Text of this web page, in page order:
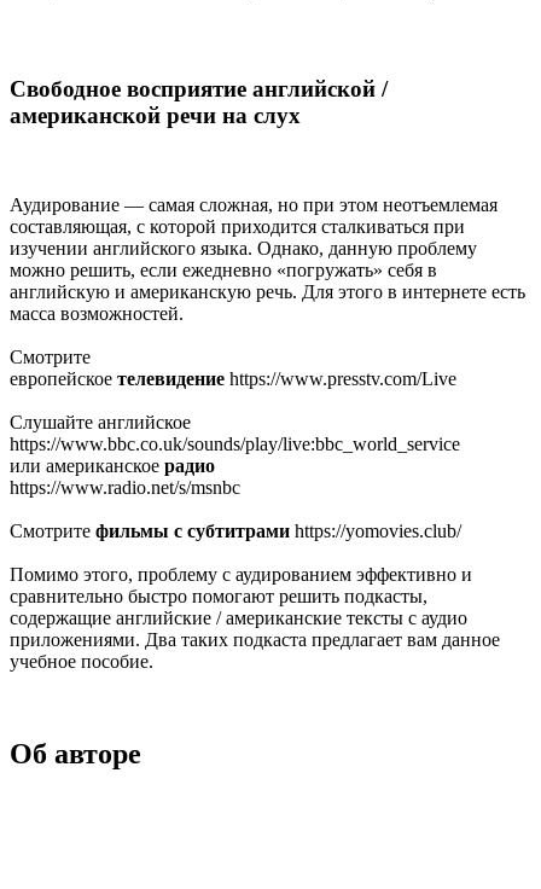
Свободное восприятие английской /
американской речи на слух
Аудирование — самая сложная, но при этом неотъемлемая
составляющая, с которой приходится сталкиваться при
изучении английского языка. Однако, данную проблему
можно решить, если ежедневно «погружать» себя в
английскую и американскую речь. Для этого в интернете есть
масса возможностей.
Смотрите
европейское телевидение https://www.presstv.com/Live
Слушайте английское
https://www.bbc.co.uk/sounds/play/live:bbc_world_service
или американское радио
https://www.radio.net/s/msnbc
Смотрите фильмы с субтитрами https://yomovies.club/
Помимо этого, проблему с аудированием эффективно и
сравнительно быстро помогают решить подкасты,
содержащие английские / американские тексты с аудио
приложениями. Два таких подкаста предлагает вам данное
учебное пособие.
Об авторе